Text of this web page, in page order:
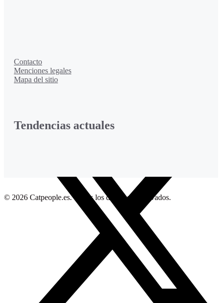
Contacto
Menciones legales
Mapa del sitio
Tendencias actuales
© 2026 Catpeople.es. Todos los derechos reservados.
Facebook